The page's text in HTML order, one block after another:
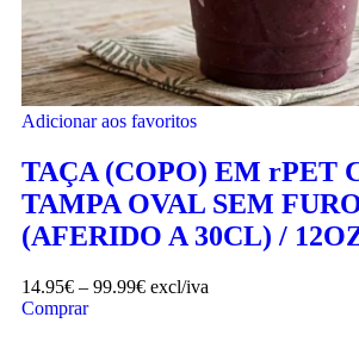
Adicionar aos favoritos
TAÇA (COPO) EM rPET
TAMPA OVAL SEM
(AFERIDO A 30CL) /
14.95€ – 99.99€ excl/iva
Comprar